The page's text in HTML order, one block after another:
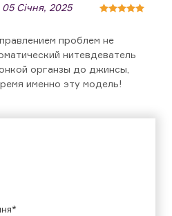
05 Січня, 2025
проблем не
нитевдеватель
органзы до джинсы,
именно эту модель!